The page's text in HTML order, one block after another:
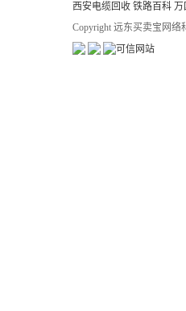
西安电缆回收 铁路百科 万
Copyright 远东买卖宝网络